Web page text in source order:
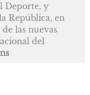
Deporte, y
República, en
las nuevas
del